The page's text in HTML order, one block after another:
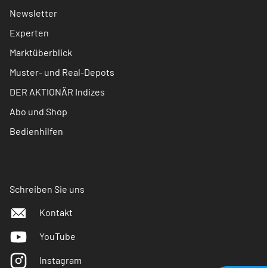
Newsletter
Experten
Marktüberblick
Muster- und Real-Depots
DER AKTIONÄR Indizes
Abo und Shop
Bedienhilfen
Schreiben Sie uns
Kontakt
YouTube
Instagram